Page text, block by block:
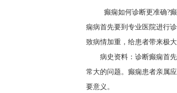
癫痫如何诊断更准确?
痫病首先要到专业医院进行
致病情加重，给患者带来极
病史资料：诊断癫痫首
常大的问题。癫痫患者亲属
要意义。